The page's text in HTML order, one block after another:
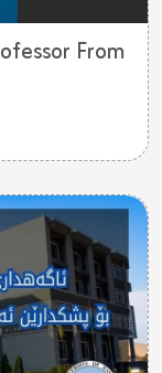
From